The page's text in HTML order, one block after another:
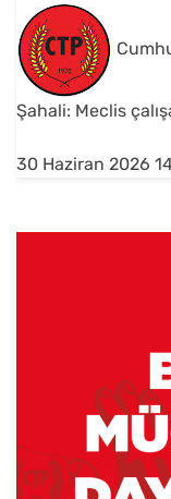
Şahali: Meclis
30 Haziran 2026